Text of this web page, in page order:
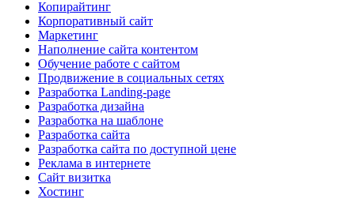
Копирайтинг
Корпоративный сайт
Маркетинг
Наполнение сайта контентом
Обучение работе с сайтом
Продвижение в социальных сетях
Разработка Landing-page
Разработка дизайна
Разработка на шаблоне
Разработка сайта
Разработка сайта по доступной цене
Реклама в интернете
Сайт визитка
Хостинг